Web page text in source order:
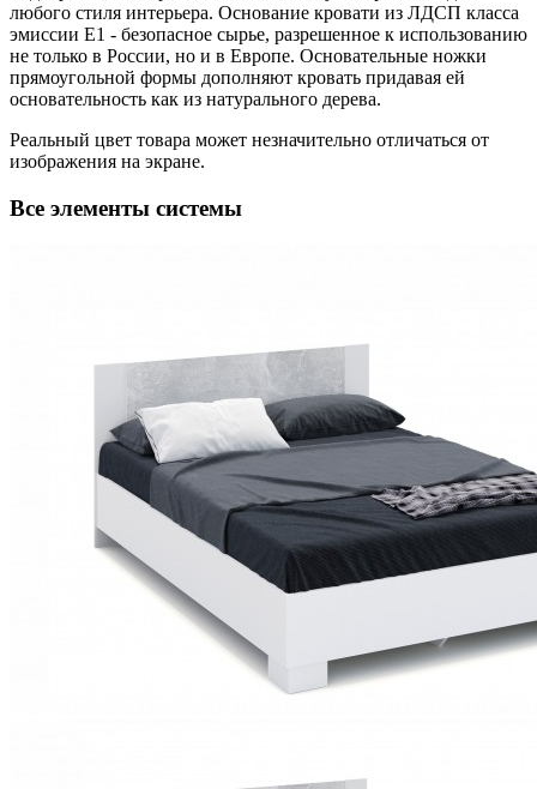
любого стиля интерьера. Основание кровати из ЛДСП класса
эмиссии Е1 - безопасное сырье, разрешенное к использованию
не только в России, но и в Европе. Основательные ножки
прямоугольной формы дополняют кровать придавая ей
основательность как из натурального дерева.
Реальный цвет товара может незначительно отличаться от
изображения на экране.
Все элементы системы